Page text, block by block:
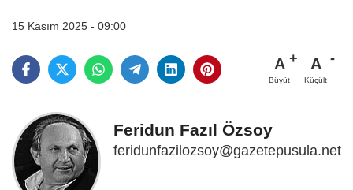
15 Kasım 2025 - 09:00
A
Büyüt
A
Küçült
Feridun Fazıl Özsoy
feridunfazilozsoy@gazetepusula.net